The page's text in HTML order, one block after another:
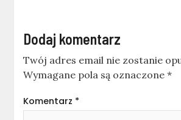
Dodaj komentarz
Twój adres email nie zostanie
Wymagane pola są oznaczone*
Komentarz *